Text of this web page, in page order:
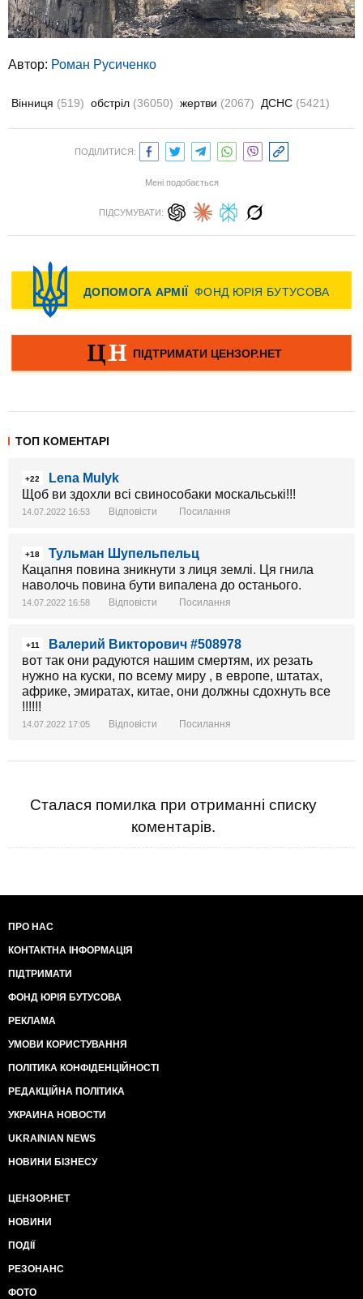
Автор: Роман Русиченко
Вінниця (519) обстріл (36050) жертви (2067) ДСНС (5421)
ПОДІЛИТИСЯ:
Мені подобається
ПІДСУМУВАТИ:
ТОП КОМЕНТАРІ
+22
Lena Mulyk
Щоб ви здохли всі свинособаки москальські!!!
14.07.2022 16:53 Відповісти Посилання
+18
Тульман Шупельпельц
Кацапня повина зникнути з лиця землi. Ця гнила
наволочь повина бути випалена до останього.
14.07.2022 16:58 Відповісти Посилання
+11
Валерий Викторович #508978
вот так они радуются нашим смертям, их резать
нужно на куски, по всему миру , в европе, штатах,
африке, эмиратах, китае, они должны сдохнуть все
!!!!!!
14.07.2022 17:05 Відповісти Посилання
Сталася помилка при отриманні списку
коментарів.
ПРО НАС
КОНТАКТНА ІНФОРМАЦІЯ
ПІДТРИМАТИ
ФОНД ЮРІЯ БУТУСОВА
РЕКЛАМА
УМОВИ КОРИСТУВАННЯ
ПОЛІТИКА КОНФІДЕНЦІЙНОСТІ
РЕДАКЦІЙНА ПОЛІТИКА
УКРАИНА НОВОСТИ
UKRAINIAN NEWS
НОВИНИ БІЗНЕСУ
ЦЕНЗОР.НЕТ
НОВИНИ
ПОДІЇ
РЕЗОНАНС
ФОТО